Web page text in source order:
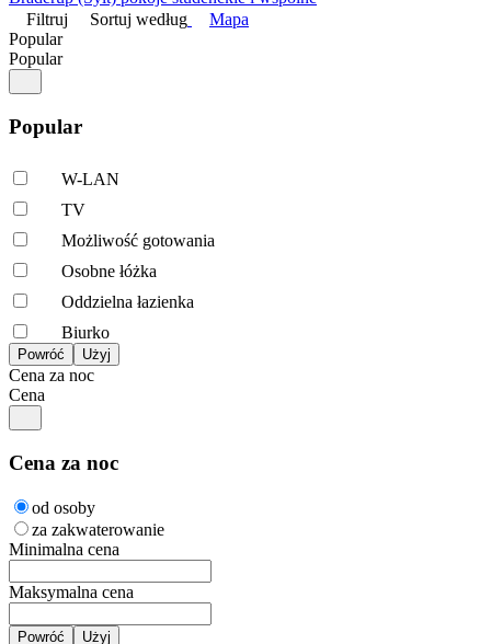
Filtruj
Sortuj według
Mapa
Popular
Popular
Popular
W-LAN
TV
Możliwość gotowania
Osobne łóżka
Oddzielna łazienka
Biurko
Cena za noc
Cena
Cena za noc
od osoby
za zakwaterowanie
Minimalna cena
Maksymalna cena